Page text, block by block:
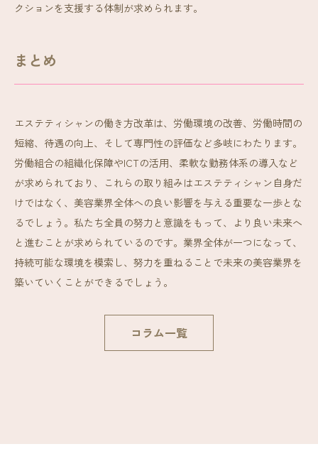
クションを支援する体制が求められます。
まとめ
エステティシャンの働き方改革は、労働環境の改善、労働時間の
短縮、待遇の向上、そして専門性の評価など多岐にわたります。
労働組合の組織化保障やICTの活用、柔軟な勤務体系の導入など
が求められており、これらの取り組みはエステティシャン自身だ
けではなく、美容業界全体への良い影響を与える重要な一歩とな
るでしょう。私たち全員の努力と意識をもって、より良い未来へ
と進むことが求められているのです。業界全体が一つになって、
持続可能な環境を模索し、努力を重ねることで未来の美容業界を
築いていくことができるでしょう。
コラム一覧